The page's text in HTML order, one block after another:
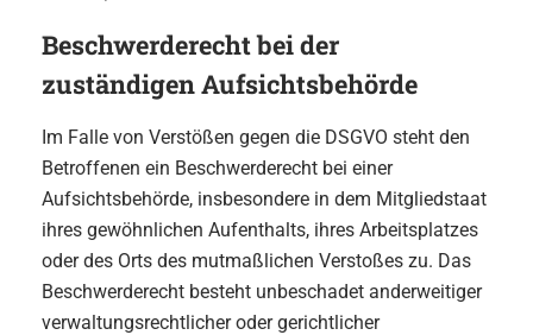
Beschwerde­recht bei der
zuständigen Aufsichts­behörde
Im Falle von Verstößen gegen die DSGVO steht den
Betroffenen ein Beschwerderecht bei einer
Aufsichtsbehörde, insbesondere in dem Mitgliedstaat
ihres gewöhnlichen Aufenthalts, ihres Arbeitsplatzes
oder des Orts des mutmaßlichen Verstoßes zu. Das
Beschwerderecht besteht unbeschadet anderweitiger
verwaltungsrechtlicher oder gerichtlicher